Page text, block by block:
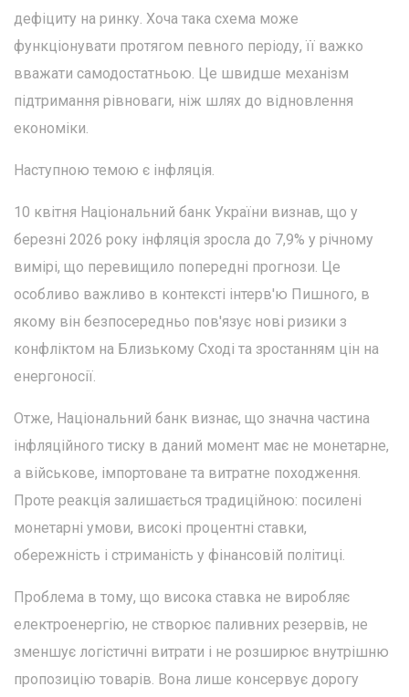
дефіциту на ринку. Хоча така схема може
функціонувати протягом певного періоду, її важко
вважати самодостатньою. Це швидше механізм
підтримання рівноваги, ніж шлях до відновлення
економіки.
Наступною темою є інфляція.
10 квітня Національний банк України визнав, що у
березні 2026 року інфляція зросла до 7,9% у річному
вимірі, що перевищило попередні прогнози. Це
особливо важливо в контексті інтерв'ю Пишного, в
якому він безпосередньо пов'язує нові ризики з
конфліктом на Близькому Сході та зростанням цін на
енергоносії.
Отже, Національний банк визнає, що значна частина
інфляційного тиску в даний момент має не монетарне,
а військове, імпортоване та витратне походження.
Проте реакція залишається традиційною: посилені
монетарні умови, високі процентні ставки,
обережність і стриманість у фінансовій політиці.
Проблема в тому, що висока ставка не виробляє
електроенергію, не створює паливних резервів, не
зменшує логістичні витрати і не розширює внутрішню
пропозицію товарів. Вона лише консервує дорогу